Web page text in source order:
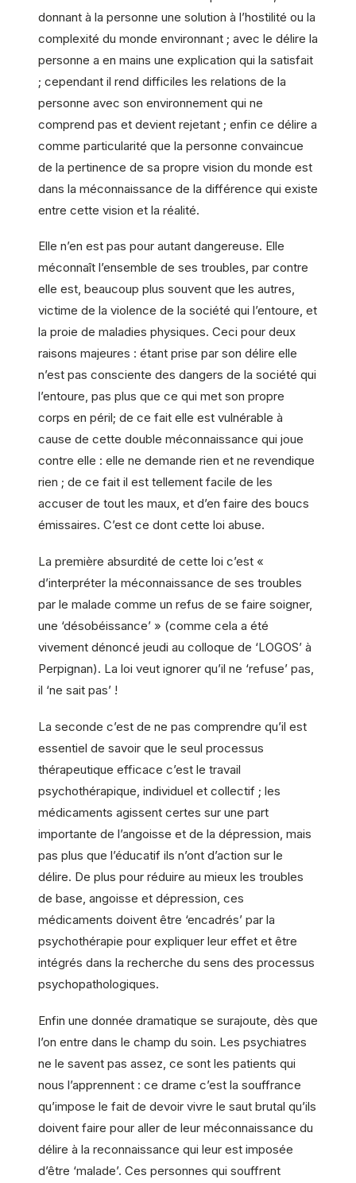
donnant à la personne une solution à l’hostilité ou la
complexité du monde environnant ; avec le délire la
personne a en mains une explication qui la satisfait
; cependant il rend difficiles les relations de la
personne avec son environnement qui ne
comprend pas et devient rejetant ; enfin ce délire a
comme particularité que la personne convaincue
de la pertinence de sa propre vision du monde est
dans la méconnaissance de la différence qui existe
entre cette vision et la réalité.
Elle n’en est pas pour autant dangereuse. Elle
méconnaît l’ensemble de ses troubles, par contre
elle est, beaucoup plus souvent que les autres,
victime de la violence de la société qui l’entoure, et
la proie de maladies physiques. Ceci pour deux
raisons majeures : étant prise par son délire elle
n’est pas consciente des dangers de la société qui
l’entoure, pas plus que ce qui met son propre
corps en péril; de ce fait elle est vulnérable à
cause de cette double méconnaissance qui joue
contre elle : elle ne demande rien et ne revendique
rien ; de ce fait il est tellement facile de les
accuser de tout les maux, et d’en faire des boucs
émissaires. C’est ce dont cette loi abuse.
La première absurdité de cette loi c’est «
d’interpréter la méconnaissance de ses troubles
par le malade comme un refus de se faire soigner,
une ‘désobéissance’ » (comme cela a été
vivement dénoncé jeudi au colloque de ‘LOGOS’ à
Perpignan). La loi veut ignorer qu’il ne ‘refuse’ pas,
il ‘ne sait pas’ !
La seconde c’est de ne pas comprendre qu’il est
essentiel de savoir que le seul processus
thérapeutique efficace c’est le travail
psychothérapique, individuel et collectif ; les
médicaments agissent certes sur une part
importante de l’angoisse et de la dépression, mais
pas plus que l’éducatif ils n’ont d’action sur le
délire. De plus pour réduire au mieux les troubles
de base, angoisse et dépression, ces
médicaments doivent être ‘encadrés’ par la
psychothérapie pour expliquer leur effet et être
intégrés dans la recherche du sens des processus
psychopathologiques.
Enfin une donnée dramatique se surajoute, dès que
l’on entre dans le champ du soin. Les psychiatres
ne le savent pas assez, ce sont les patients qui
nous l’apprennent : ce drame c’est la souffrance
qu’impose le fait de devoir vivre le saut brutal qu’ils
doivent faire pour aller de leur méconnaissance du
délire à la reconnaissance qui leur est imposée
d’être ‘malade’. Ces personnes qui souffrent